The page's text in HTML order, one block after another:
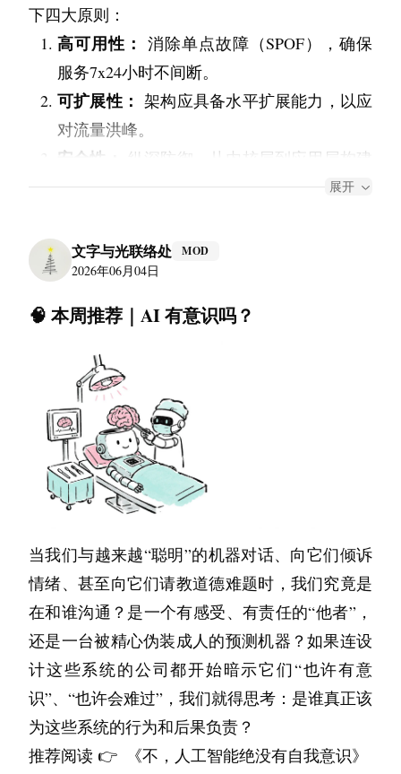
下四大原则：
高可用性： 消除单点故障（SPOF），确保
服务7x24小时不间断。
可扩展性： 架构应具备水平扩展能力，以应
对流量洪峰。
安全性：
纵深防御，从内核层到应用层构建
安全屏障。
视化、数据化。
二、 基础架构层：标准化的基石
在云端或物理机房中，操作系统层面的标准化是
运维效率的源泉。
1. 操作系统选型与标准化
企业级环境通常选择稳定性极高的发行版，
如 RHEL (Red Hat Enterprise Linux)
衍生版 Rocky Linux/AlmaLinux
LTS 版本。
装机，统一文件系统布局、内核参数调优
（如TCP连接数、文件句柄数）。
配置管理： 摒弃手动修改 /etc/下配置文件
的习惯，利用 Ansible、
SaltStack 或 Puppet 实现配置的版本化控
制，确保“基础设施即代码”。
2. 用户与权限管控
堡垒机：
所有人必须通过堡垒机登录，实现
展开
文字与光联络处 MOD
2026年06月04日
🧠 本周推荐｜AI 有意识吗？
当我们与越来越“聪明”的机器对话、向它们倾诉
情绪、甚至向它们请教道德难题时，我们究竟是
在和谁沟通？是一个有感受、有责任的“他者”，
还是一台被精心伪装成人的预测机器？如果连设
计这些系统的公司都开始暗示它们“也许有意
识”、“也许会难过”，我们就得思考：是谁真正该
为这些系统的行为和后果负责？
推荐阅读 👉
《不，人工智能绝没有自我意识》